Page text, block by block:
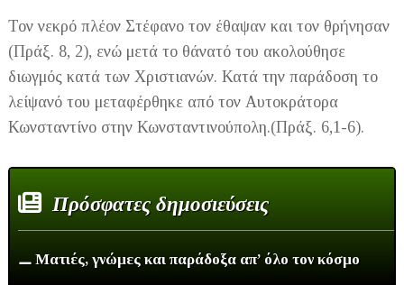
Τον νεκρό πλέον Στέφανο τον έθαψαν και τον θρήνησαν
(Πράξ. 8, 2), ενώ μετά το θάνατό του ακολούθησε
διωγμός κατά των Χριστιανών. Κατά την παράδοση το
λείψανό του μεταφέρθηκε από τον Αυτοκράτορα
Κωνσταντίνο στην Κωνσταντινούπολη.(Πράξ. 6,1-6).
Πρόσφατες δημοσιεύσεις
⚊ Ματιές, γνώμες και παράδοξα απ’ όλο τον κόσμο